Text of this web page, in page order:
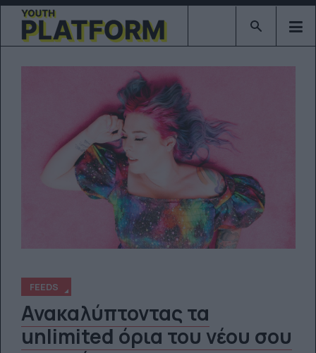
Type 2 or
FEEDS
Ανακαλύπτοντας τα
unlimited όρια του νέου σου